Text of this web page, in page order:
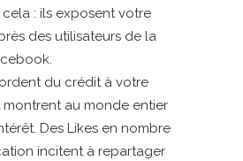
: ils exposent votre
des utilisateurs de la
du crédit à votre
au monde entier
Des Likes en nombre
incitent à repartager